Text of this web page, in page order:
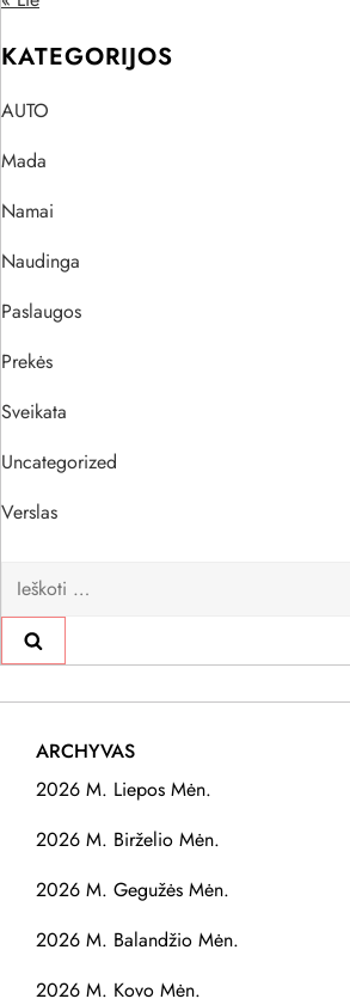
KATEGORIJOS
AUTO
Mada
Namai
Naudinga
Paslaugos
Prekės
Sveikata
Uncategorized
Verslas
Ieškoti:
ARCHYVAS
2026 M. Liepos Mėn.
2026 M. Birželio Mėn.
2026 M. Gegužės Mėn.
2026 M. Balandžio Mėn.
2026 M. Kovo Mėn.